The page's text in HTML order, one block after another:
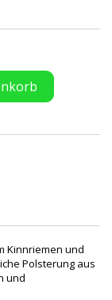
Kinnriemen und
Polsterung aus
und